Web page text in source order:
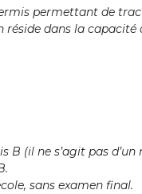
permettant de
dans la
(il ne s’agit pas d’un
sans examen final.